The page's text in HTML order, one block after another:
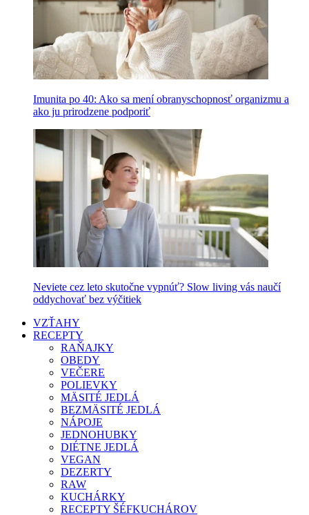
Imunita po 40: Ako sa mení obranyschopnosť organizmu a
ako ju prirodzene podporiť
Neviete cez leto skutočne vypnúť? Slow living vás naučí
oddychovať bez výčitiek
VZŤAHY
RECEPTY
RAŇAJKY
OBEDY
VEČERE
POLIEVKY
MÄSITÉ JEDLÁ
BEZMÄSITÉ JEDLÁ
NÁPOJE
JEDNOHUBKY
DIÉTNE JEDLÁ
VEGAN
DEZERTY
RAW
KUCHÁRKY
RECEPTY ŠÉFKUCHÁROV